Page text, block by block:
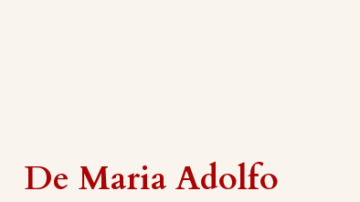
De Maria Adolfo